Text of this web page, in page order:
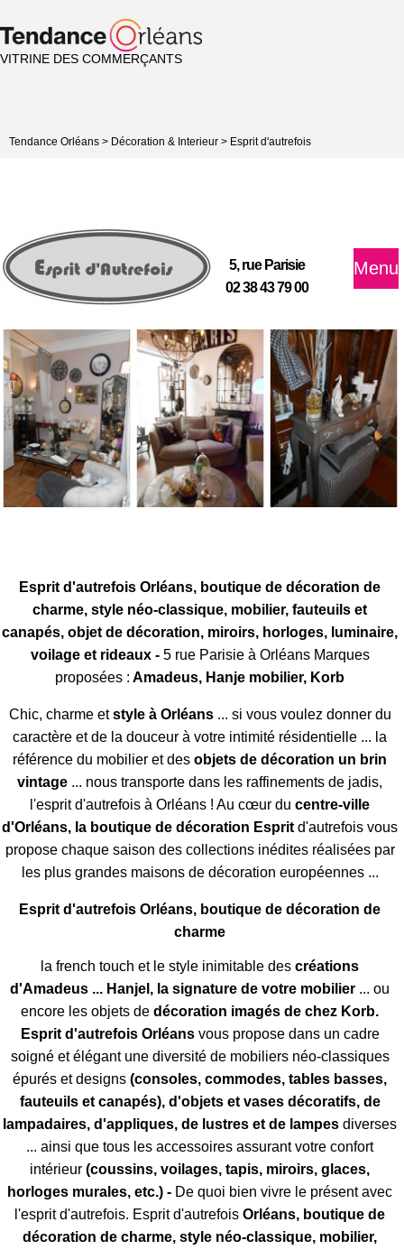
VITRINE DES COMMERÇANTS
Tendance Orléans > Décoration & Interieur > Esprit d'autrefois
5, rue Parisie
02 38 43 79 00
Menu
Esprit d'autrefois Orléans, boutique de décoration de
charme, style néo-classique, mobilier, fauteuils et
canapés, objet de décoration, miroirs, horloges, luminaire,
voilage et rideaux -5 rue Parisie à Orléans Marques
proposées : Amadeus, Hanje mobilier, Korb
Chic, charme etstyle à Orléans... si vous voulez donner du
caractère et de la douceur à votre intimité résidentielle ... la
référence du mobilier et des objets de décoration un brin
vintage ... nous transporte dans les raffinements de jadis,
l'esprit d'autrefois à Orléans ! Au cœur du centre-ville
d'Orléans, la boutique de décoration Esprit d'autrefois vous
propose chaque saison des collections inédites réalisées par
les plus grandes maisons de décoration européennes ...
Esprit d'autrefois Orléans, boutique de décoration de
charme
la french touch et le style inimitable des créations
d'Amadeus ... Hanjel, la signature de votre mobilier ... ou
encore les objets de décoration imagés de chez Korb.
Esprit d'autrefois Orléansvous propose dans un cadre
soigné et élégant une diversité de mobiliers néo-classiques
épurés et designs (consoles, commodes, tables basses,
fauteuils et canapés), d'objets et vases décoratifs, de
lampadaires, d'appliques, de lustres et de lampes diverses
... ainsi que tous les accessoires assurant votre confort
intérieur (coussins, voilages, tapis, miroirs, glaces,
horloges murales, etc.) - De quoi bien vivre le présent avec
l'esprit d'autrefois. Esprit d'autrefois Orléans, boutique de
décoration de charme, style néo-classique, mobilier,